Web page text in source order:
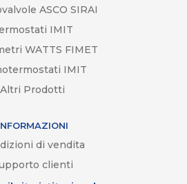
ASCO SIRAI
IMIT
WATTS FIMET
IMIT
Altri Prodotti
di vendita
clienti